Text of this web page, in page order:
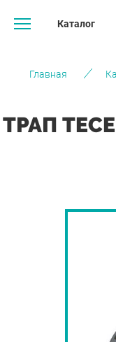
Каталог
Главная
ТРАП